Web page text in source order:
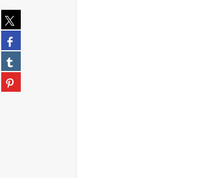
Partager
sur
twitter
(Nouvelle
fenêtre)
Partager
sur
facebook
(Nouvelle
fenêtre)
Partager
sur
tumblr
Partager
sur